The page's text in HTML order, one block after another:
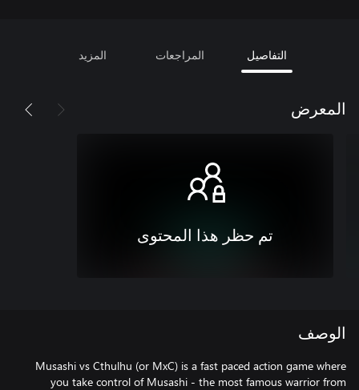
التفاصيل المراجعات المزيد
المعرض
تم حظر هذا المحتوى
الوصف
Musashi vs Cthulhu (or MxC) is a fast paced action game where
you take control of Musashi - the most famous warrior from